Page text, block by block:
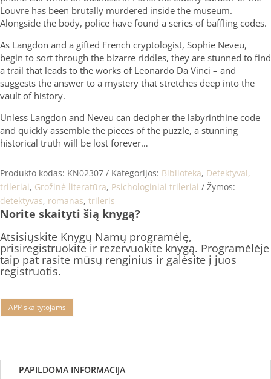
Louvre has been brutally murdered inside the museum.
Alongside the body, police have found a series of baffling codes.
As Langdon and a gifted French cryptologist, Sophie Neveu,
begin to sort through the bizarre riddles, they are stunned to find
a trail that leads to the works of Leonardo Da Vinci – and
suggests the answer to a mystery that stretches deep into the
vault of history.
Unless Langdon and Neveu can decipher the labyrinthine code
and quickly assemble the pieces of the puzzle, a stunning
historical truth will be lost forever…
Produkto kodas: KN02307 Kategorijos: Biblioteka, Detektyvai,
trileriai, Grožinė literatūra, Psichologiniai trileriai
Žymos:
detektyvas, romanas, trileris
Norite skaityti šią knygą?
Atsisiųskite Knygų Namų programėlę,
prisiregistruokite ir rezervuokite knygą. Programėlėje
taip pat rasite mūsų renginius ir galėsite į juos
registruotis.
APP skaitytojams
PAPILDOMA INFORMACIJA